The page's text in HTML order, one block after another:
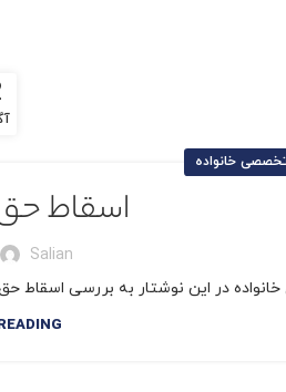
خانواده
اسقاط
Salian
خانواده در این نوشتار به بررسی اسقاط